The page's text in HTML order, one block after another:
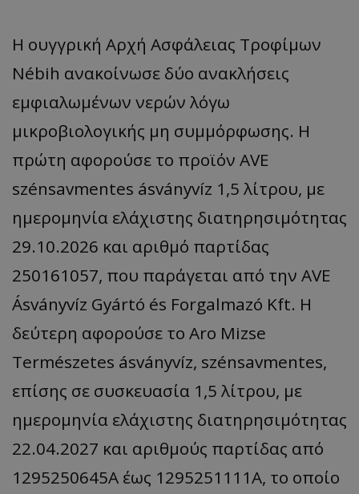
Η ουγγρική Αρχή Ασφάλειας Τροφίμων
Nébih ανακοίνωσε δύο ανακλήσεις
εμφιαλωμένων νερών λόγω
μικροβιολογικής μη συμμόρφωσης. Η
πρώτη αφορούσε το προϊόν AVE
szénsavmentes ásványvíz 1,5 λίτρου, με
ημερομηνία ελάχιστης διατηρησιμότητας
29.10.2026 και αριθμό παρτίδας
250161057, που παράγεται από την AVE
Ásványvíz Gyártó és Forgalmazó Kft. Η
δεύτερη αφορούσε το Aro Mizse
Természetes ásványvíz, szénsavmentes,
επίσης σε συσκευασία 1,5 λίτρου, με
ημερομηνία ελάχιστης διατηρησιμότητας
22.04.2027 και αριθμούς παρτίδας από
1295250645A έως 1295251111A, το οποίο